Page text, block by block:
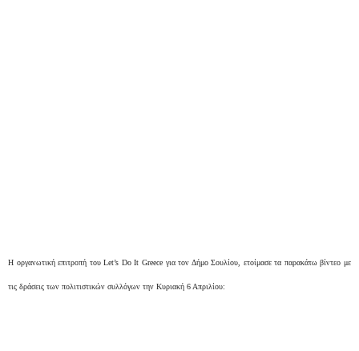
H οργανωτική επιτροπή του Let’s Do It Greece για τον Δήμο Σουλίου, ετοίμασε τα παρακάτω βίντεο με
τις δράσεις των πολιτιστικών συλλόγων την Κυριακή 6 Απριλίου: